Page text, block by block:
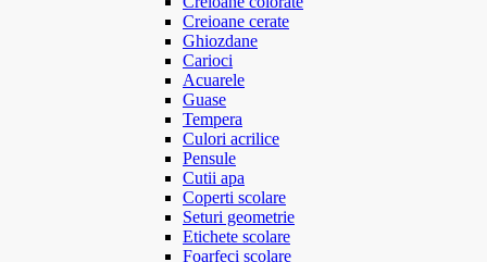
Creioane cerate
Ghiozdane
Carioci
Acuarele
Guase
Tempera
Culori acrilice
Pensule
Cutii apa
Coperti scolare
Seturi geometrie
Etichete scolare
Foarfeci scolare